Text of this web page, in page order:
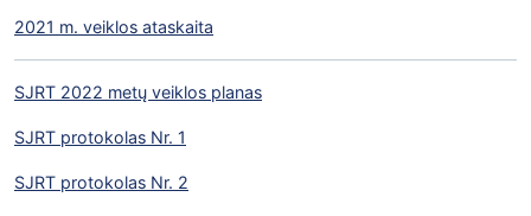
2021 m. veiklos ataskaita
SJRT 2022 metų veiklos planas
SJRT protokolas Nr. 1
SJRT protokolas Nr. 2